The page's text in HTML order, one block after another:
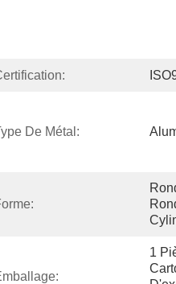
De Métal:
1